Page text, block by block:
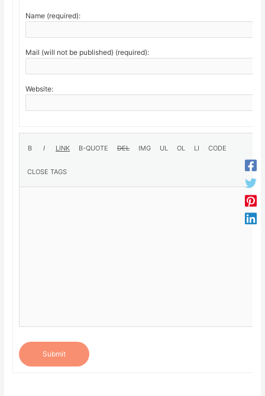
Name (required):
Mail (will not be published) (required):
Website:
Submit